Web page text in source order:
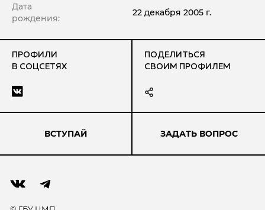
Дата
рождения:
22 декабря 2005 г.
ПРОФИЛИ
В СОЦСЕТЯХ
ПОДЕЛИТЬСЯ
СВОИМ ПРОФИЛЕМ
ВСТУПАЙ ЗАДАТЬ ВОПРОС